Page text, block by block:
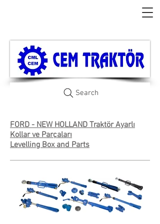
Search
FORD - NEW HOLLAND Traktör Ayarlı
Kollar ve Parçaları
Levelling Box and Parts